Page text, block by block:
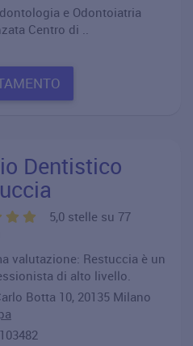
e Odontoiatria
Centro di ..
Dentistico
5,0 stelle su 77
valutazione: Restuccia è un
di alto livello.
Botta 10, 20135 Milano